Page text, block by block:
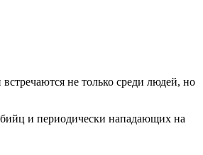
не только среди людей, но
и периодически нападающих на